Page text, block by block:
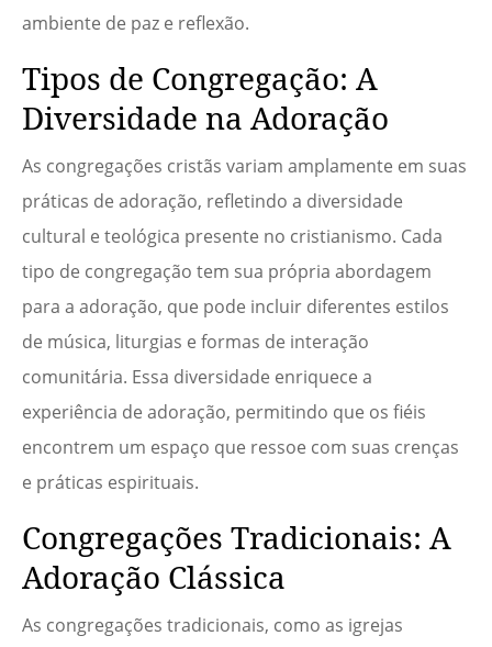
ambiente de paz e reflexão.
Tipos de Congregação: A
Diversidade na Adoração
As congregações cristãs variam amplamente em suas
práticas de adoração, refletindo a diversidade
cultural e teológica presente no cristianismo. Cada
tipo de congregação tem sua própria abordagem
para a adoração, que pode incluir diferentes estilos
de música, liturgias e formas de interação
comunitária. Essa diversidade enriquece a
experiência de adoração, permitindo que os fiéis
encontrem um espaço que ressoe com suas crenças
e práticas espirituais.
Congregações Tradicionais: A
Adoração Clássica
As congregações tradicionais, como as igrejas